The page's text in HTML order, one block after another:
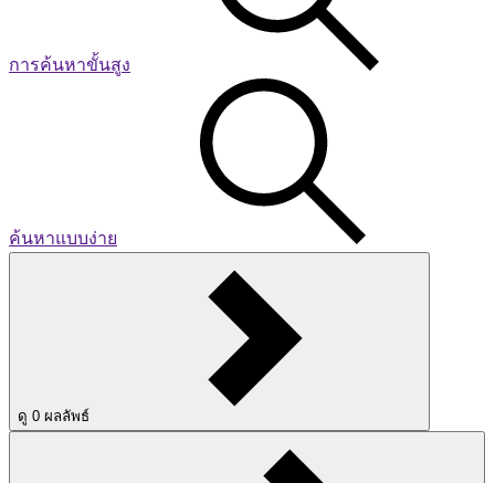
การค้นหาขั้นสูง
ค้นหาแบบง่าย
ดู 0 ผลลัพธ์